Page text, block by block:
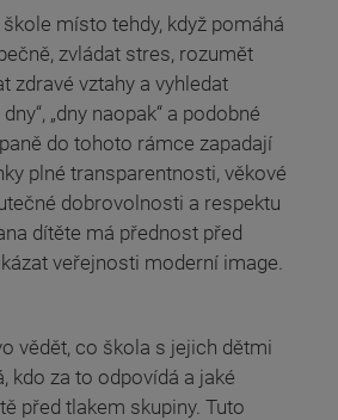
místo tehdy, když pomáhá
zvládat stres, rozumět
zdravé vztahy a vyhledat
„dny naopak“ a podobné
do tohoto rámce zapadají
plné transparentnosti, věkové
dobrovolnosti a respektu
dítěte má přednost před
veřejnosti moderní image.
vědět, co škola s jejich dětmi
kdo za to odpovídá a jaké
před tlakem skupiny. Tuto